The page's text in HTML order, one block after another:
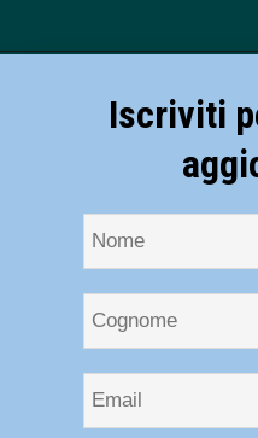
Iscriviti